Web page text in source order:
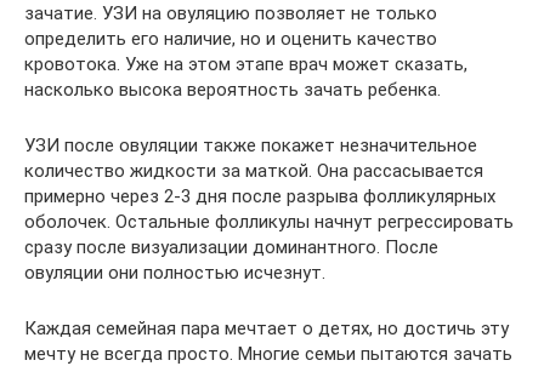
зачатие. УЗИ на овуляцию позволяет не только
определить его наличие, но и оценить качество
кровотока. Уже на этом этапе врач может сказать,
насколько высока вероятность зачать ребенка.
УЗИ после овуляции также покажет незначительное
количество жидкости за маткой. Она рассасывается
примерно через 2-3 дня после разрыва фолликулярных
оболочек. Остальные фолликулы начнут регрессировать
сразу после визуализации доминантного. После
овуляции они полностью исчезнут.
Каждая семейная пара мечтает о детях, но достичь эту
мечту не всегда просто. Многие семьи пытаются зачать